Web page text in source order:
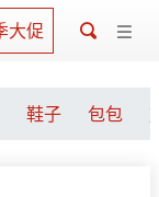
大促
鞋子 包包